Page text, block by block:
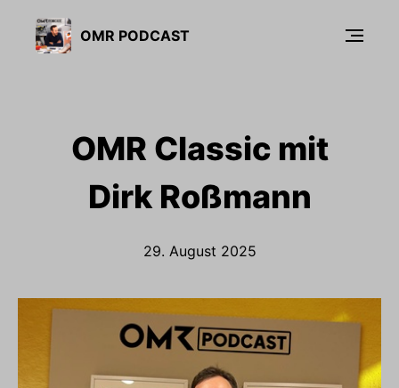
OMR PODCAST
OMR Classic mit
Dirk Roßmann
29. August 2025